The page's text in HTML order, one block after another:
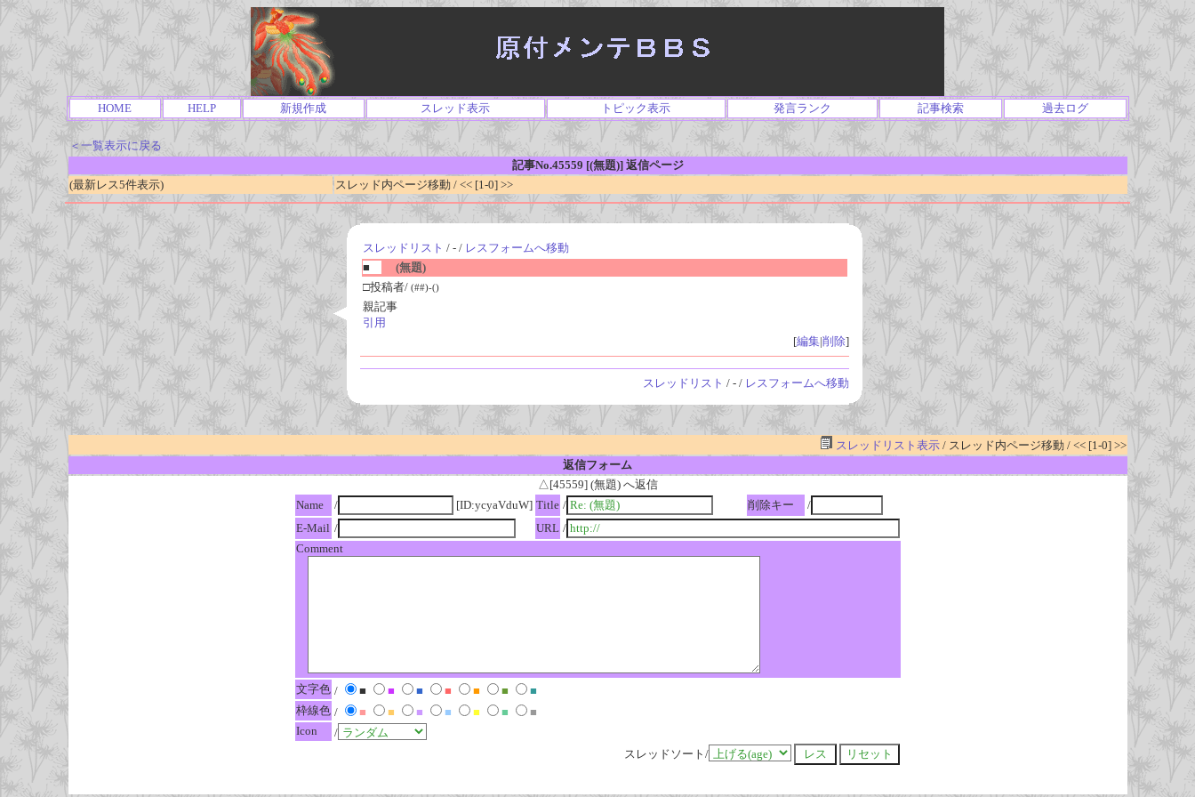
HOME HELP 新規作成 スレッド表示 トピック表示 発言ランク 記事検索 過去ログ
＜一覧表示に戻る
記事No.45559 [(無題)] 返信ページ
(最新レス5件表示)
スレッド内ページ移動 / << [1-0] >>
スレッドリスト / - / レスフォームへ移動
■
(無題)
□投稿者/ (##)-()
親記事
引用
[編集|削除]
スレッドリスト / - / レスフォームへ移動
スレッドリスト表示/ スレッド内ページ移動 / << [1-0] >>
返信フォーム
△[45559] (無題) へ返信
Name
/ [ID:ycyaVduW] Title / 削除キー
/
E-Mail / URL /
Comment
文字色 / ■ ■ ■ ■ ■ ■
■
枠線色 / ■ ■ ■ ■ ■ ■
■
Icon
/
スレッドソート/